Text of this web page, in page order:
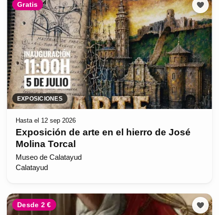
Gratis
EXPOSICIONES
Hasta el 12 sep 2026
Exposición de arte en el hierro de José
Molina Torcal
Museo de Calatayud
Calatayud
Desde 2 €